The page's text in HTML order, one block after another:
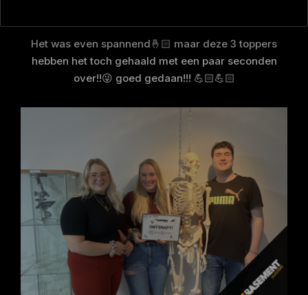
Het was even spannend🤞🏻 maar deze 3 toppers
hebben het toch gehaald met een paar seconden
over!!😜 goed gedaan!!! 💪🏻💪🏻